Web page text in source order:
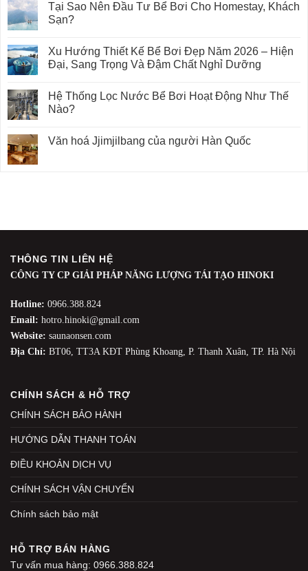
Tại Sao Nên Đầu Tư Bể Bơi Cho Homestay, Khách
Sạn?
Xu Hướng Thiết Kế Bể Bơi Đẹp Năm 2026 – Hiện
Đại, Sang Trọng Và Đậm Chất Nghỉ Dưỡng
Hệ Thống Lọc Nước Bể Bơi Hoạt Động Như Thế
Nào?
Văn hoá Jjimjilbang của người Hàn Quốc
THÔNG TIN LIÊN HỆ
CÔNG TY CP GIẢI PHÁP NĂNG LƯỢNG TÁI TẠO HINOKI
Hotline: 0966.388.824
Email: hotro.hinoki@gmail.com
Website: saunaonsen.com
Địa Chỉ: BT06, TT3A KĐT Phùng Khoang, P. Thanh Xuân, TP. Hà Nội
CHÍNH SÁCH & HỖ TRỢ
CHÍNH SÁCH BẢO HÀNH
HƯỚNG DẪN THANH TOÁN
ĐIỀU KHOẢN DỊCH VỤ
CHÍNH SÁCH VẬN CHUYỂN
Chính sách bảo mật
HỖ TRỢ BÁN HÀNG
Tư vấn mua hàng: 0966.388.824